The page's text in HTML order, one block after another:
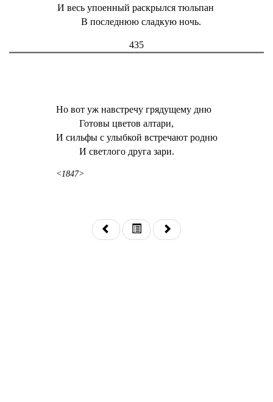
И весь упоенный раскрылся тюльпан
В последнюю сладкую ночь.
435
Но вот уж навстречу грядущему дню
Готовы цветов алтари,
И сильфы с улыбкой встречают родню
И светлого друга зари.
<1847>